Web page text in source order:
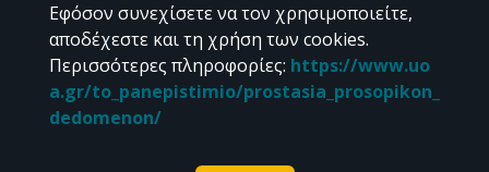
CC BY-NC 4.0
Εκτός αν αναφέρεται διαφορετικά, το υλικό της "Περγάμου" διατίθεται
Εφόσον συνεχίσετε να τον χρησιμοποιείτε,
αποδέχεστε και τη χρήση των cookies.
Περισσότερες πληροφορίες: https://www.uo
a.gr/to_panepistimio/prostasia_prosopikon_
dedomenon/